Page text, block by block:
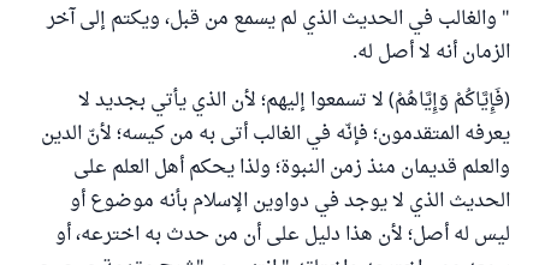
" والغالب في الحديث الذي لم يسمع من قبل، ويكتم إلى آخر
الزمان أنه لا أصل له.
(فَإِيَّاكُمْ وَإِيَّاهُمْ) لا تسمعوا إليهم؛ لأن الذي يأتي بجديد لا
يعرفه المتقدمون؛ فإنّه في الغالب أتى به من كيسه؛ لأنّ الدين
والعلم قديمان منذ زمن النبوة؛ ولذا يحكم أهل العلم على
الحديث الذي لا يوجد في دواوين الإسلام بأنه موضوع أو
ليس له أصل؛ لأن هذا دليل على أن من حدث به اخترعه، أو